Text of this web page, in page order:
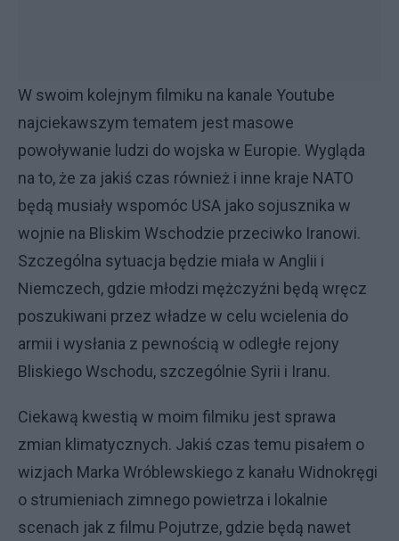
W swoim kolejnym filmiku na kanale Youtube
najciekawszym tematem jest masowe
powoływanie ludzi do wojska w Europie. Wygląda
na to, że za jakiś czas również i inne kraje NATO
będą musiały wspomóc USA jako sojusznika w
wojnie na Bliskim Wschodzie przeciwko Iranowi.
Szczególna sytuacja będzie miała w Anglii i
Niemczech, gdzie młodzi mężczyźni będą wręcz
poszukiwani przez władze w celu wcielenia do
armii i wysłania z pewnością w odległe rejony
Bliskiego Wschodu, szczególnie Syrii i Iranu.
Ciekawą kwestią w moim filmiku jest sprawa
zmian klimatycznych. Jakiś czas temu pisałem o
wizjach Marka Wróblewskiego z kanału Widnokręgi
o strumieniach zimnego powietrza i lokalnie
scenach jak z filmu Pojutrze, gdzie będą nawet